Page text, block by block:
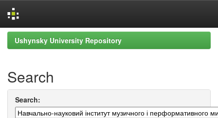
Skip
navigation
Ushynsky University Repository
Search
Search: